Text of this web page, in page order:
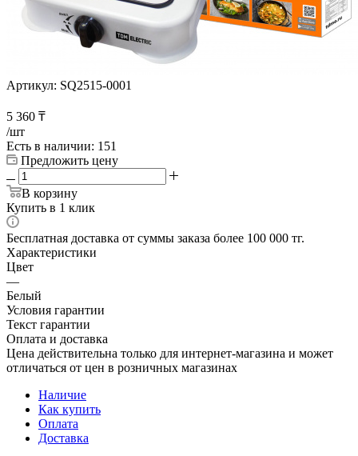
Артикул: SQ2515-0001
5 360 ₸
/шт
Есть в наличии: 151
Предложить цену
В корзину
Купить в 1 клик
Бесплатная доставка от суммы заказа более 100 000 тг.
Характеристики
Цвет
—
Белый
Условия гарантии
Текст гарантии
Оплата и доставка
Цена действительна только для интернет-магазина и может
отличаться от цен в розничных магазинах
Наличие
Как купить
Оплата
Доставка